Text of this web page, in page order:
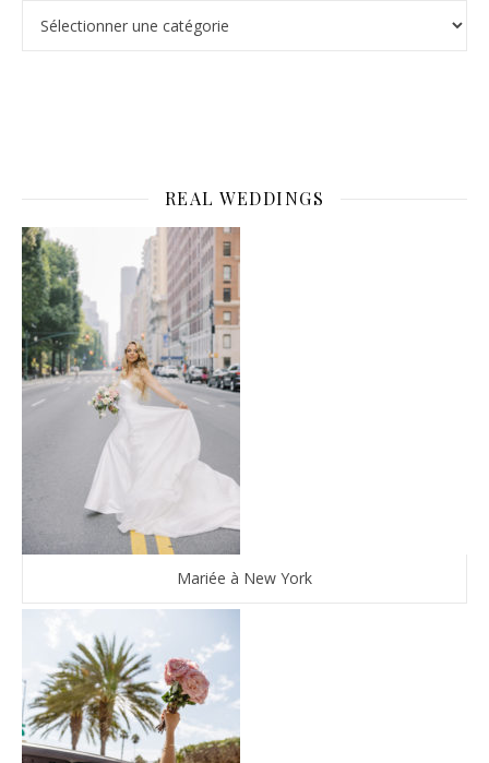
REAL WEDDINGS
Mariée à New York